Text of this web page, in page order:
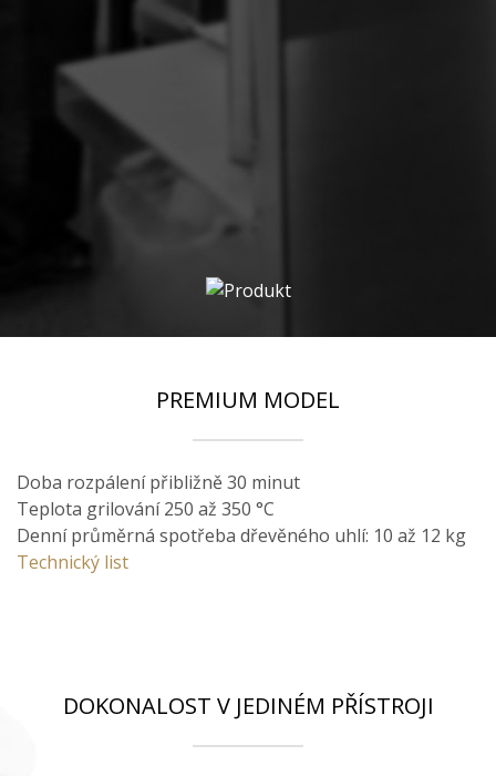
PREMIUM MODEL
Doba rozpálení přibližně 30 minut
Teplota grilování 250 až 350 °C
Denní průměrná spotřeba dřevěného uhlí: 10 až 12 kg
Technický list
DOKONALOST V JEDINÉM PŘÍSTROJI